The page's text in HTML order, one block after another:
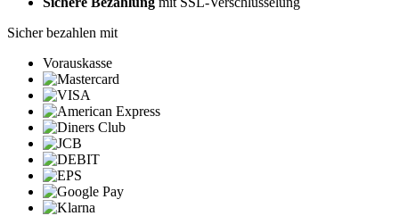
Sicher bezahlen mit
Vorauskasse